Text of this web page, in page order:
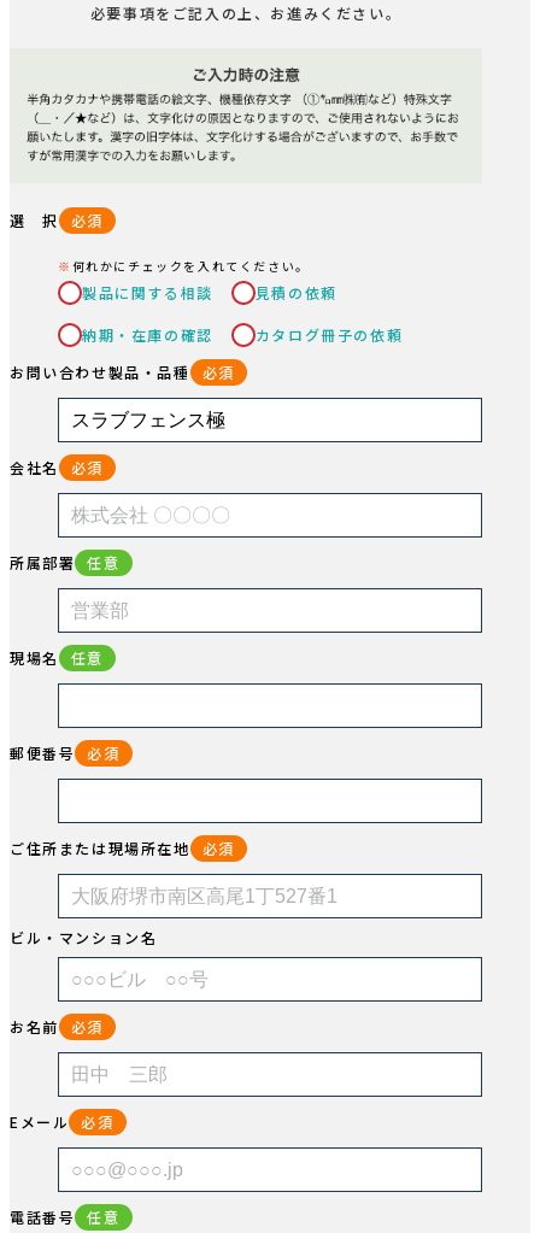
必要事項をご記入の上、お進みください。
選 択 必須
何れかにチェックを入れてください。
製品に関する相談 見積の依頼
納期・在庫の確認
カタログ冊子の依頼
お問い合わせ製品・品種
必須
会社名 必須
所属部署 任意
現場名 任意
郵便番号 必須
ご住所または現場所在地 必須
ビル・マンション名
お名前 必須
Eメール 必須
電話番号 任意